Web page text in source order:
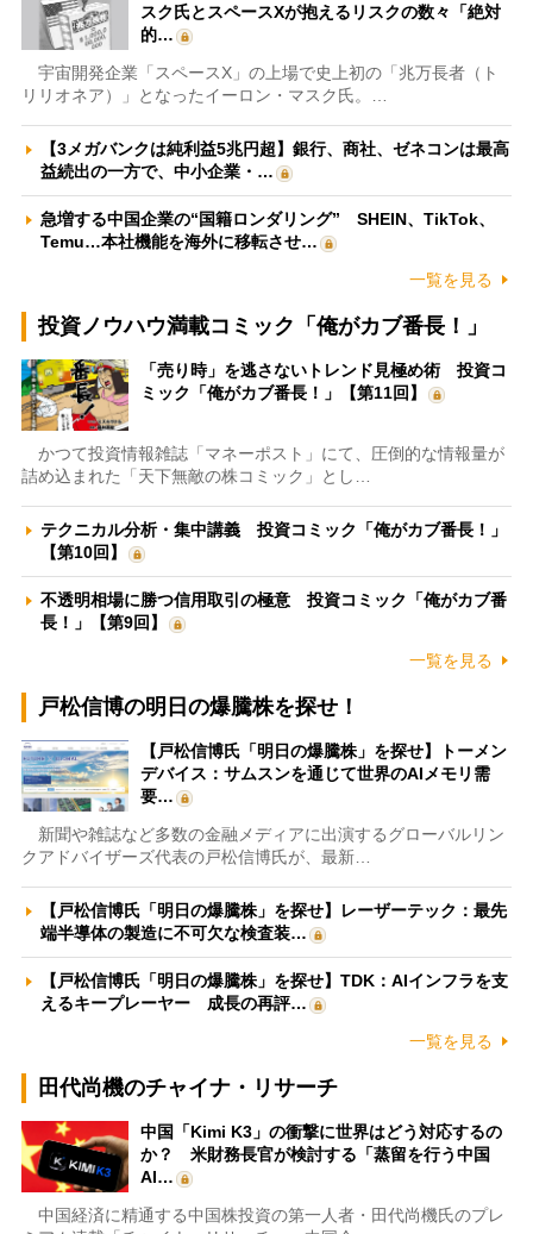
スク氏とスペースXが抱えるリスクの数々「絶対
的…
宇宙開発企業「スペースX」の上場で史上初の「兆万長者（ト
リリオネア）」となったイーロン・マスク氏。…
【3メガバンクは純利益5兆円超】銀行、商社、ゼネコンは最高
益続出の一方で、中小企業・…
急増する中国企業の“国籍ロンダリング” SHEIN、TikTok、
Temu…本社機能を海外に移転させ…
一覧を見る
投資ノウハウ満載コミック「俺がカブ番長！」
「売り時」を逃さないトレンド見極め術 投資コ
ミック「俺がカブ番長！」【第11回】
かつて投資情報雑誌「マネーポスト」にて、圧倒的な情報量が
詰め込まれた「天下無敵の株コミック」とし…
テクニカル分析・集中講義 投資コミック「俺がカブ番長！」
【第10回】
不透明相場に勝つ信用取引の極意 投資コミック「俺がカブ番
長！」【第9回】
一覧を見る
戸松信博の明日の爆騰株を探せ！
【戸松信博氏「明日の爆騰株」を探せ】トーメン
デバイス：サムスンを通じて世界のAIメモリ需
要…
新聞や雑誌など多数の金融メディアに出演するグローバルリン
クアドバイザーズ代表の戸松信博氏が、最新…
【戸松信博氏「明日の爆騰株」を探せ】レーザーテック：最先
端半導体の製造に不可欠な検査装…
【戸松信博氏「明日の爆騰株」を探せ】TDK：AIインフラを支
えるキープレーヤー 成長の再評…
一覧を見る
田代尚機のチャイナ・リサーチ
中国「Kimi K3」の衝撃に世界はどう対応するの
か？ 米財務長官が検討する「蒸留を行う中国
AI…
中国経済に精通する中国株投資の第一人者・田代尚機氏のプレ